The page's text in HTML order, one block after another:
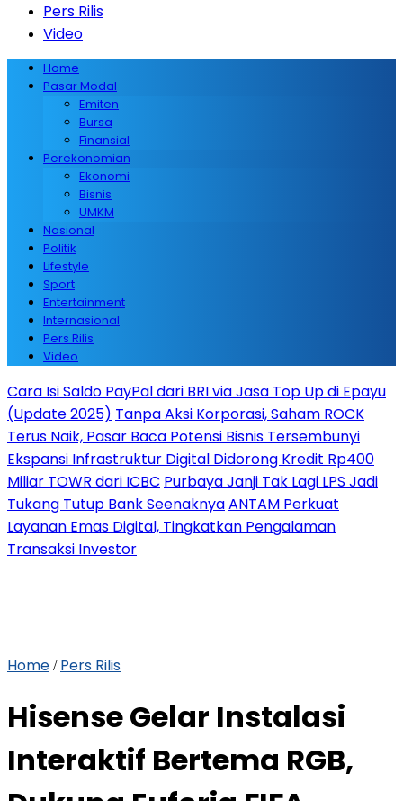
Pers Rilis
Video
Home
Pasar Modal
Emiten
Bursa
Finansial
Perekonomian
Ekonomi
Bisnis
UMKM
Nasional
Politik
Lifestyle
Sport
Entertainment
Internasional
Pers Rilis
Video
Cara Isi Saldo PayPal dari BRI via Jasa Top Up di Epayu
(Update 2025) Tanpa Aksi Korporasi, Saham ROCK
Terus Naik, Pasar Baca Potensi Bisnis Tersembunyi
Ekspansi Infrastruktur Digital Didorong Kredit Rp400
Miliar TOWR dari ICBC Purbaya Janji Tak Lagi LPS Jadi
Tukang Tutup Bank SeenaknyaANTAM Perkuat
Layanan Emas Digital, Tingkatkan Pengalaman
Transaksi Investor
Home / Pers Rilis
Hisense Gelar Instalasi
Interaktif Bertema RGB,